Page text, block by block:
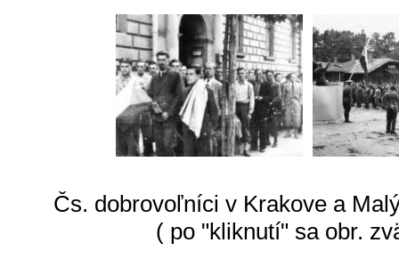
Čs. dobrovoľníci v Krakove a
( po "kliknutí" sa obr.